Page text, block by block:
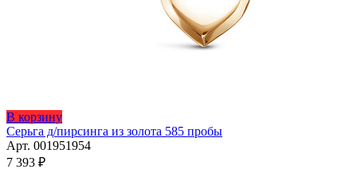
В корзину
Серьга д/пирсинга из золота 585 пробы
Арт. 001951954
7 393 ₽